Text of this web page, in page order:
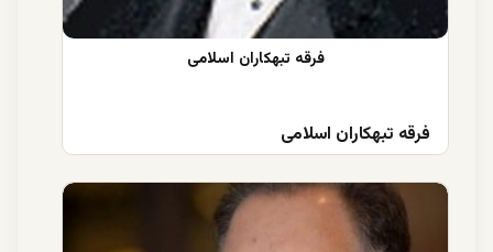
فرقه تبهکاران اسلامی